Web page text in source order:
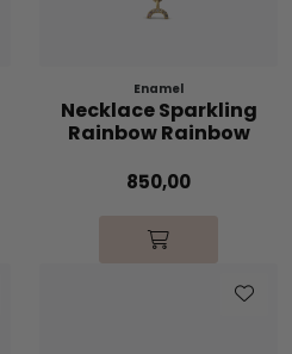
Enamel
Necklace Sparkling
Rainbow Rainbow
850,00